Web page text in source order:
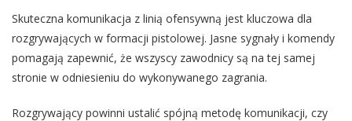
Skuteczna komunikacja z linią ofensywną jest kluczowa dla
rozgrywających w formacji pistolowej. Jasne sygnały i komendy
pomagają zapewnić, że wszyscy zawodnicy są na tej samej
stronie w odniesieniu do wykonywanego zagrania.
Rozgrywający powinni ustalić spójną metodę komunikacji, czy